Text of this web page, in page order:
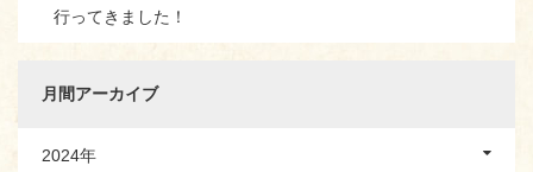
行ってきました！
月間アーカイブ
2024年